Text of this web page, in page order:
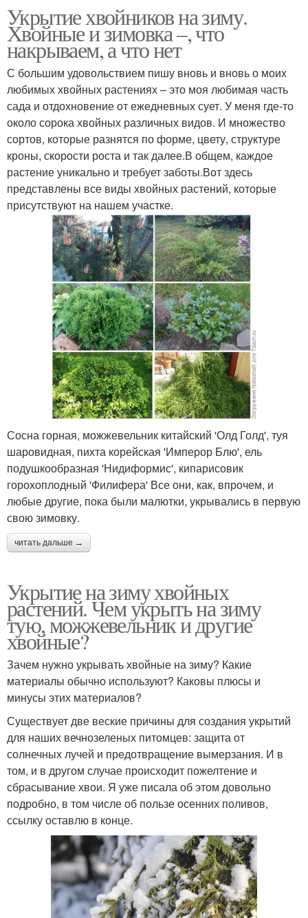
Укрытие хвойников на зиму.
Хвойные и зимовка –, что
накрываем, а что нет
С большим удовольствием пишу вновь и вновь о моих
любимых хвойных растениях – это моя любимая часть
сада и отдохновение от ежедневных сует. У меня где-то
около сорока хвойных различных видов. И множество
сортов, которые разнятся по форме, цвету, структуре
кроны, скорости роста и так далее.В общем, каждое
растение уникально и требует заботы.Вот здесь
представлены все виды хвойных растений, которые
присутствуют на нашем участке.
Сосна горная, можжевельник китайский 'Олд Голд', туя
шаровидная, пихта корейская 'Имперор Блю', ель
подушкообразная 'Нидиформис', кипарисовик
горохоплодный 'Филифера' Все они, как, впрочем, и
любые другие, пока были малютки, укрывались в первую
свою зимовку.
читать дальше →
Укрытие на зиму хвойных
растений. Чем укрыть на зиму
тую, можжевельник и другие
хвойные?
Зачем нужно укрывать хвойные на зиму? Какие
материалы обычно используют? Каковы плюсы и
минусы этих материалов?
Существует две веские причины для создания укрытий
для наших вечнозеленых питомцев: защита от
солнечных лучей и предотвращение вымерзания. И в
том, и в другом случае происходит пожелтение и
сбрасывание хвои. Я уже писала об этом довольно
подробно, в том числе об пользе осенних поливов,
ссылку оставлю в конце.